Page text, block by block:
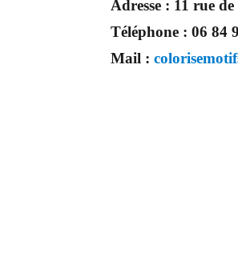
Adresse : 11 rue
Téléphone :06 84
Mail :